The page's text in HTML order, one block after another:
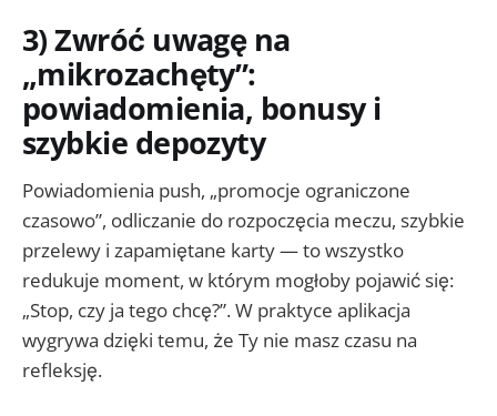
3) Zwróć uwagę na
„mikrozachęty”:
powiadomienia, bonusy i
szybkie depozyty
Powiadomienia push, „promocje ograniczone
czasowo”, odliczanie do rozpoczęcia meczu, szybkie
przelewy i zapamiętane karty — to wszystko
redukuje moment, w którym mogłoby pojawić się:
„Stop, czy ja tego chcę?”. W praktyce aplikacja
wygrywa dzięki temu, że Ty nie masz czasu na
refleksję.